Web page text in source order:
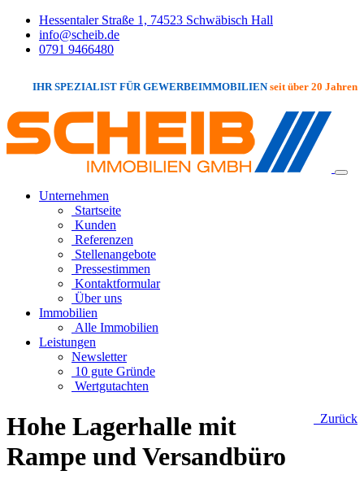
Hessentaler Straße 1, 74523 Schwäbisch Hall
info@scheib.de
0791 9466480
IHR SPEZIALIST FÜR GEWERBEIMMOBILIENseit über 20 Jahren
Unternehmen
Startseite
Kunden
Referenzen
Stellenangebote
Pressestimmen
Kontaktformular
Über uns
Immobilien
Alle Immobilien
Leistungen
Newsletter
10 gute Gründe
Wertgutachten
Zurück
Hohe Lagerhalle mit
Rampe und Versandbüro